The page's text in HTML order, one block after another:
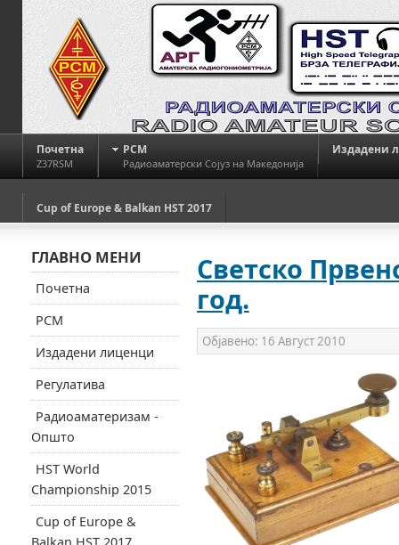
Почетна
Z37RSM
РСМ
Радиоаматерски Сојуз на Македонија
Издадени
Cup of Europe & Balkan HST 2017
Светско
год.
Објавено: 16 Август 2010
ГЛАВНО МЕНИ
Почетна
РСМ
Издадени лиценци
Регулатива
Радиоаматеризам -
Општо
HST World
Championship 2015
Cup of Europe &